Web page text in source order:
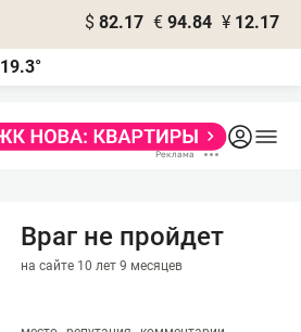
$ 82.17 € 94.84 ¥ 12.17
19.3°
Враг не пройдет
на сайте 10 лет 9 месяцев